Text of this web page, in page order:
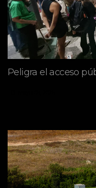
Peligra el acceso